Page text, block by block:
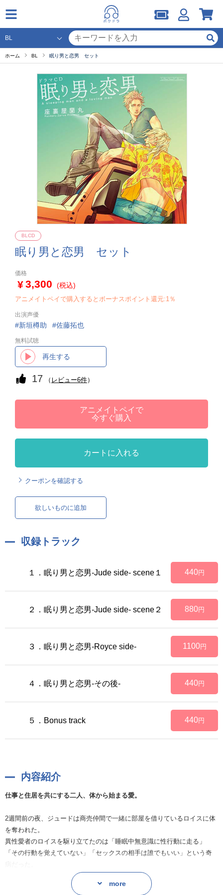
ホーム BL 眠り男と恋男 セット
眠り男と恋男 セット
BLCD
価格
3,300 (税込)
アニメイトペイで購入するとボーナスポイント還元:1％
出演声優
新垣樽助 佐藤拓也
無料試聴
再生する
17 （ レビュー6件）
アニメイトペイで
今すぐ購入
カートに入れる
クーポンを確認する
欲しいものに追加
収録トラック
１．眠り男と恋男-Jude side- scene１ 440円
２．眠り男と恋男-Jude side- scene２ 880円
３．眠り男と恋男-Royce side- 1100円
４．眠り男と恋男-その後- 440円
５．Bonus track 440円
内容紹介
仕事と住居を共にする二人、体から始まる愛。
2週間前の夜、ジュードは商売仲間で一緒に部屋を借りているロイスに体
を奪われた。
異性愛者のロイスを駆り立てたのは「睡眠中無意識に性行動に走る」
「その行動を覚えていない」「セックスの相手は誰でもいい」という奇
ロイスに想いを寄せるジュードは、それが投薬治療で治る病気だと知り
ながらも真実を切り出せず———。
more